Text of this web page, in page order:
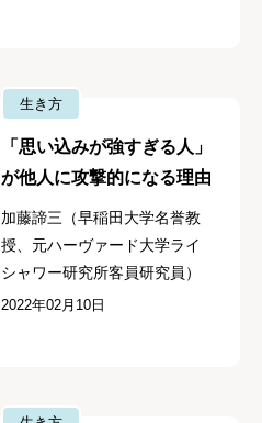
生き方
「思い込みが強すぎる人」
が他人に攻撃的になる理由
加藤諦三（早稲田大学名誉教
授、元ハーヴァード大学ライ
シャワー研究所客員研究員）
2022年02月10日